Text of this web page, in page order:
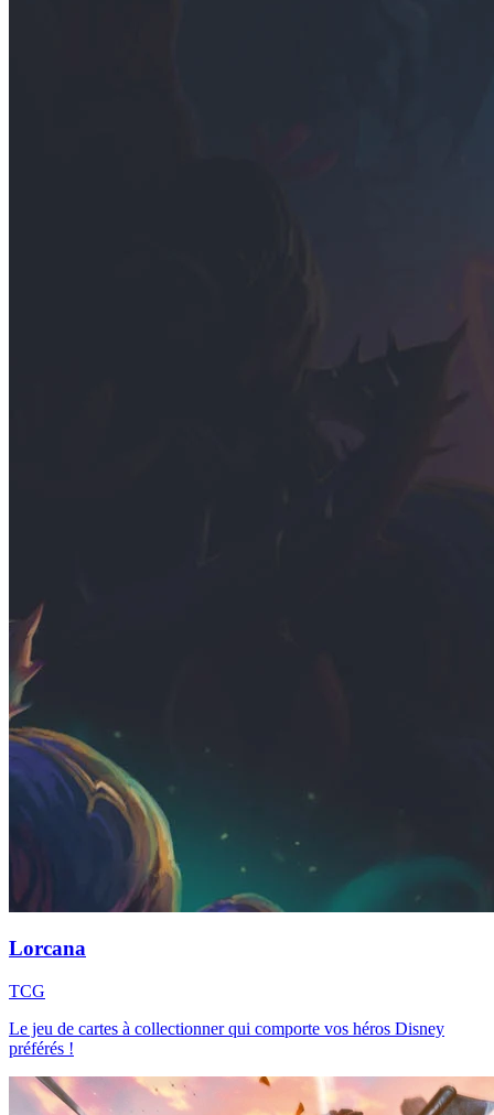
Lorcana
TCG
Le jeu de cartes à collectionner qui comporte vos héros Disney
préférés !